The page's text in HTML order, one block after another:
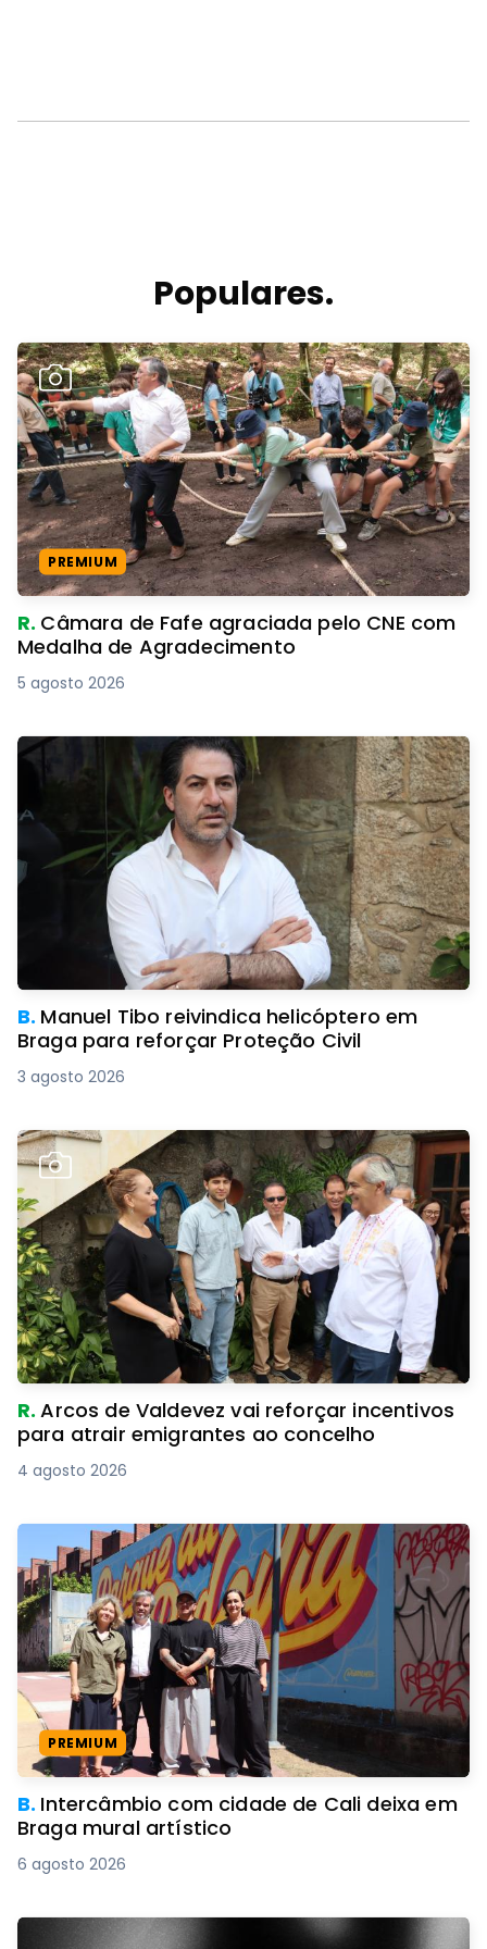
Populares.
PREMIUM
R. Câmara de Fafe agraciada pelo CNE com
Medalha de Agradecimento
5 agosto 2026
B. Manuel Tibo reivindica helicóptero em
Braga para reforçar Proteção Civil
3 agosto 2026
R.Arcos de Valdevez vai reforçar incentivos
para atrair emigrantes ao concelho
4 agosto 2026
PREMIUM
B. Intercâmbio com cidade de Cali deixa em
Braga mural artístico
6 agosto 2026